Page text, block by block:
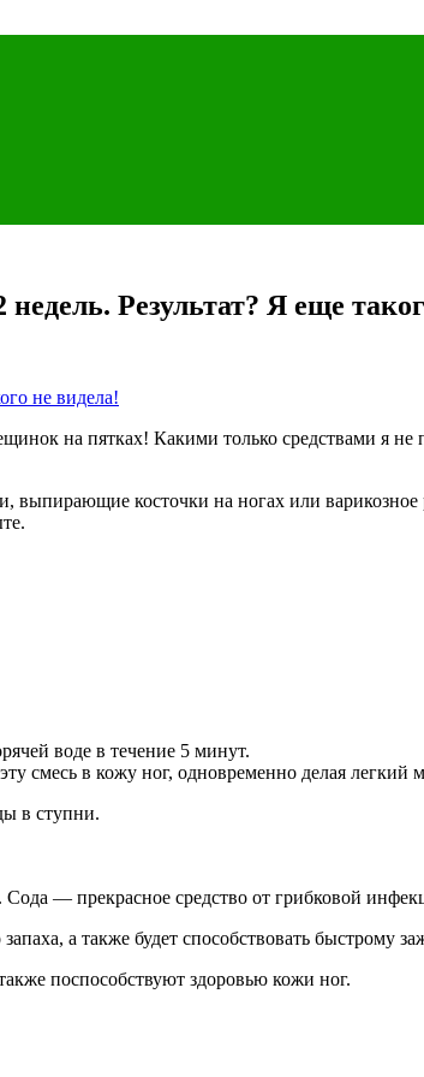
Результат? Я еще
на пятках! Какими только средствами я
косточки на ногах или
воде в течение 5 минут.
смесь в кожу ног, одновременно делая легкий
в ступни.
Сода — прекрасное средство от грибковой
а также будет способствовать быстрому
поспособствуют здоровью кожи ног.